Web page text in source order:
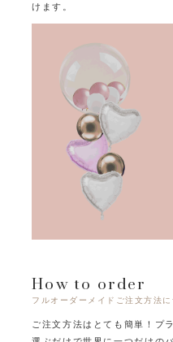
けます。
How to order
フルオーダーメイドご注文方法に
ご注文方法はとても簡単！プ